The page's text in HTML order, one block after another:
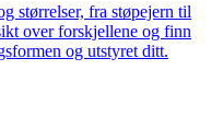
størrelser, fra støpejern til
over forskjellene og finn
og utstyret ditt.